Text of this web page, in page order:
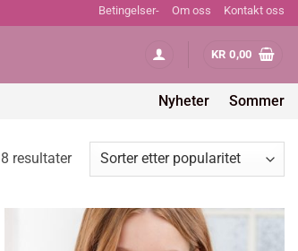
Betingelser- Om oss Kontakt oss
KR 0,00
Nyheter Sommer
resultaterSortert
etter